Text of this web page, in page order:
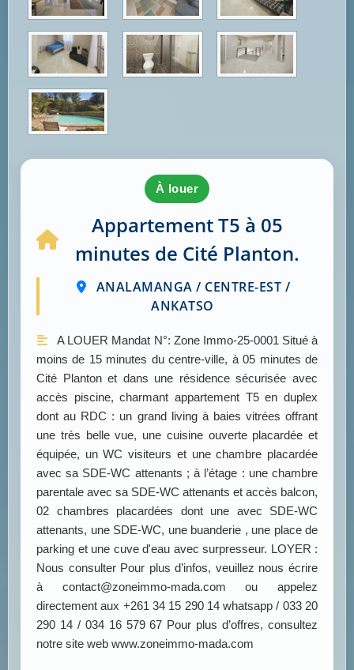
à louer
Appartement T5 à 05
minutes de Cité Planton.
ANALAMANGA / CENTRE-EST /
ANKATSO
A LOUER Mandat N°: Zone Immo-25-0001 Situé à
moins de 15 minutes du centre-ville, à 05 minutes de
Cité Planton et dans une résidence sécurisée avec
accès piscine, charmant appartement T5 en duplex
dont au RDC : un grand living à baies vitrées offrant
une très belle vue, une cuisine ouverte placardée et
équipée, un WC visiteurs et une chambre placardée
avec sa SDE-WC attenants ; à l’étage : une chambre
parentale avec sa SDE-WC attenants et accès balcon,
02 chambres placardées dont une avec SDE-WC
attenants, une SDE-WC, une buanderie , une place de
parking et une cuve d'eau avec surpresseur. LOYER :
Nous consulter Pour plus d’infos, veuillez nous écrire
à contact@zoneimmo-mada.com ou appelez
directement aux +261 34 15 290 14 whatsapp / 033 20
290 14 / 034 16 579 67 Pour plus d’offres, consultez
notre site web www.zoneimmo-mada.com